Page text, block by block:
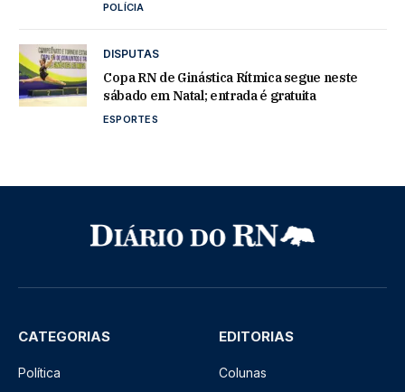
POLÍCIA
DISPUTAS
Copa RN de Ginástica Rítmica segue neste
sábado em Natal; entrada é gratuita
ESPORTES
CATEGORIAS
Política
EDITORIAS
Colunas